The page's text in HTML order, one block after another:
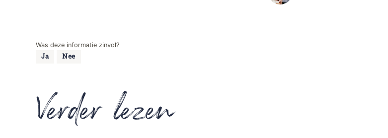
Was deze informatie zinvol?
Ja Nee
Verder lezen